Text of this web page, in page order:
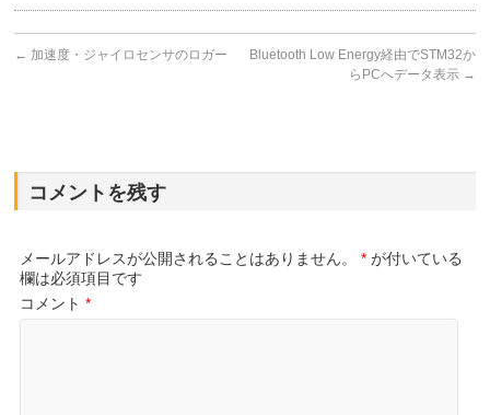
← 加速度・ジャイロセンサのロガー
Bluetooth Low Energy経由でSTM32か
らPCへデータ表示 →
コメントを残す
メールアドレスが公開されることはありません。 * が付いている
欄は必須項目です
コメント*